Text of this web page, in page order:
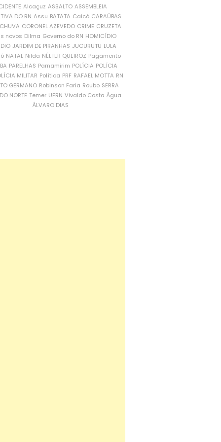
Alcaçuz ASSALTO ASSEMBLEIA
DO RN Assu BATATA Caicó CARAÚBAS
CORONEL AZEVEDO CRIME CRUZETA
novos Dilma Governo do RN HOMICÍDIO
JARDIM DE PIRANHAS JUCURUTU LULA
NATAL Nilda NÉLTER QUEIROZ Pagamento
PARELHAS Parnamirim POLÍCIA POLÍCIA
MILITAR Política PRF RAFAEL MOTTA RN
GERMANO Robinson Faria Roubo SERRA
NORTE Temer UFRN Vivaldo Costa Água
ÁLVARO DIAS